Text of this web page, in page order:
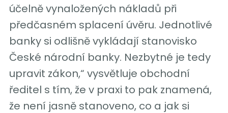
účelně vynaložených nákladů při
předčasném splacení úvěru. Jednotlivé
banky si odlišně vykládají stanovisko
České národní banky. Nezbytné je tedy
upravit zákon,“ vysvětluje obchodní
ředitel s tím, že v praxi to pak znamená,
že není jasně stanoveno, co a jak si